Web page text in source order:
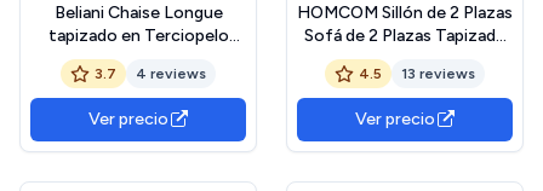
Beliani Chaise Longue
tapizado en Terciopelo
Rosa Acolchado capitoné
versión Derecha con cojín
Lattes
3.7 4 reviews
Ver precio
HOMCOM Sillón de 2 Plazas
Sofá de 2 Plazas Tapizado
en PU con Reposabrazos
de Madera Respaldo
Acolchado Carga 250 kg
Sillón para Salón Dormitorio
Marrón
4.5 13 reviews
Ver precio